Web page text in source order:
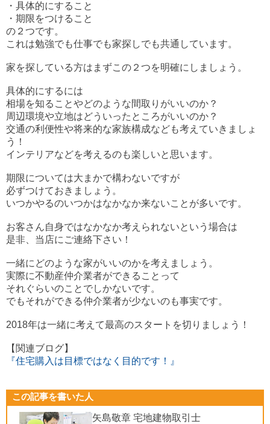
・具体的にすること
・期限をつけること
の２つです。
これは勉強でも仕事でも家探しでも共通しています。
家を探している方はまずこの２つを明確にしましょう。
具体的にするには
相場を知ることやどのような間取りがいいのか？
周辺環境や立地はどういったところがいいのか？
交通の利便性や将来的な家族構成なども考えていきましょ
う！
インテリアなどを考えるのも楽しいと思います。
期限については大まかで構わないですが
必ずつけておきましょう。
いつかやるのいつかはなかなか来ないことが多いです。
お客さん自身ではなかなか考えられないという場合は
是非、当店にご連絡下さい！
一緒にどのような家がいいのかを考えましょう。
実際に不動産仲介業者ができることって
それぐらいのことでしかないです。
でもそれができる仲介業者が少ないのも事実です。
2018年は一緒に考えて最高のスタートを切りましょう！
【関連ブログ】
『住宅購入は目標ではなく目的です！』
この記事を書いた人
矢島敬章 宅地建物取引士